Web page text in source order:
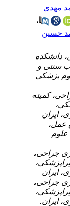
مهدی
،
حسین
دانشکده
سنتی و
پزشکی
کمیته
ایران
جراحی،
ایران
جراحی،
ایران.